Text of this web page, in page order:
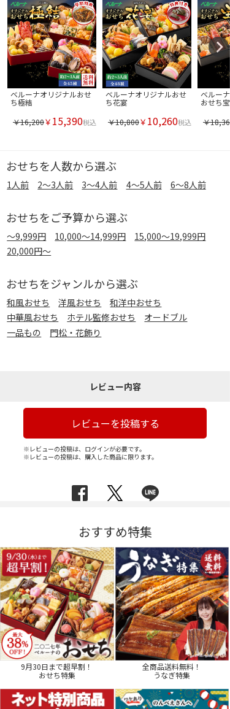
ベルーナオリジナルおせ
ち極結
￥16,200￥ 15,390税込
ベルーナオリジナルおせ
ち花宴
￥10,800￥ 10,260税込
ベルー
おせち宝
￥18,360
おせちを人数から選ぶ
1人前 2～3人前 3～4人前 4～5人前 6～8人前
おせちをご予算から選ぶ
～9,999円 10,000～14,999円
15,000～19,999円
20,000円～
おせちをジャンルから選ぶ
和風おせち 洋風おせち
和洋中おせち
中華風おせち
ホテル監修おせち
オードブル
一品もの
門松・花飾り
レビュー内容
レビューを投稿する
※レビューの投稿は、ログインが必要です。
※レビューの投稿は、購入した商品に限ります。
おすすめ特集
9月30日まで超早割！
おせち特集
全商品送料無料！
うなぎ特集